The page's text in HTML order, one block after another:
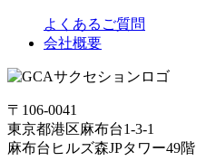
よくあるご質問
会社概要
〒106-0041
東京都港区麻布台1-3-1
麻布台ヒルズ森JPタワー49階